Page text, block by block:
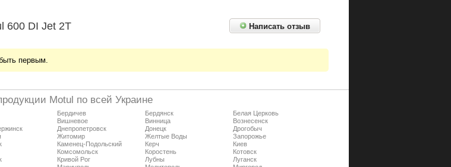
600 DI Jet 2T Написать отзыв
первым.
Motul по всей Украине
Бердичев Бердянск
Белая Церковь
Вишневое Винница
Вознесенск
Днепропетровск Донецк
Дрогобыч
Житомир Желтые Воды
Запорожье
Каменец-Подольский Керч
Киев
Комсомольск Коростень
Котовск
Кривой Рог Лубны
Луганск